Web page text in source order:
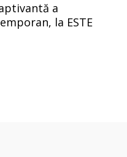
a
la ESTE